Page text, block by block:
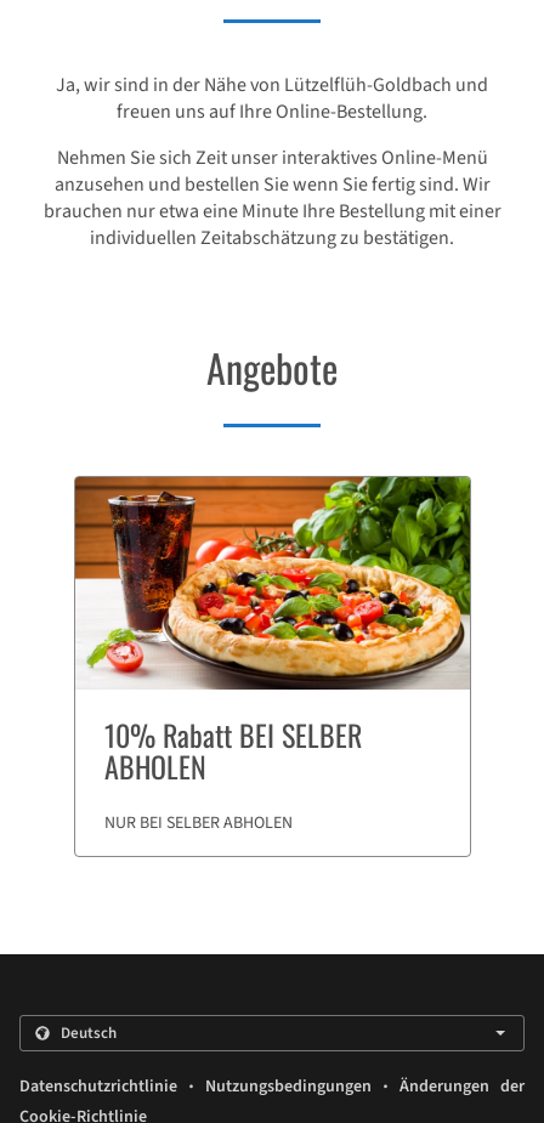
Ja, wir sind in der Nähe von Lützelflüh-Goldbach und
freuen uns auf Ihre Online-Bestellung.
Nehmen Sie sich Zeit unser interaktives Online-Menü
anzusehen und bestellen Sie wenn Sie fertig sind. Wir
brauchen nur etwa eine Minute Ihre Bestellung mit einer
individuellen Zeitabschätzung zu bestätigen.
Angebote
10% Rabatt BEI SELBER
ABHOLEN
NUR BEI SELBER ABHOLEN
Datenschutzrichtlinie . Nutzungsbedingungen . Änderungen der
Cookie-Richtlinie